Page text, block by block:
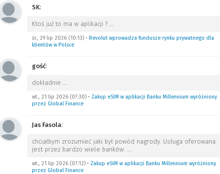
SK:
Ktoś już to ma w aplikacji ? …
śr., 29 lip 2026 (10:13) • Revolut wprowadza fundusze rynku prywatnego dla
klientów w Polsce
gość:
dokładnie …
wt., 21 lip 2026 (07:30) • Zakup eSIM w aplikacji Banku Millennium wyróżniony
przez Global Finance
Jas Fasola:
chciałbym zrozumieć jaki był powód nagrody. Usługa oferowana
jest przez bardzo wiele banków. …
wt., 21 lip 2026 (07:12) • Zakup eSIM w aplikacji Banku Millennium wyróżniony
przez Global Finance